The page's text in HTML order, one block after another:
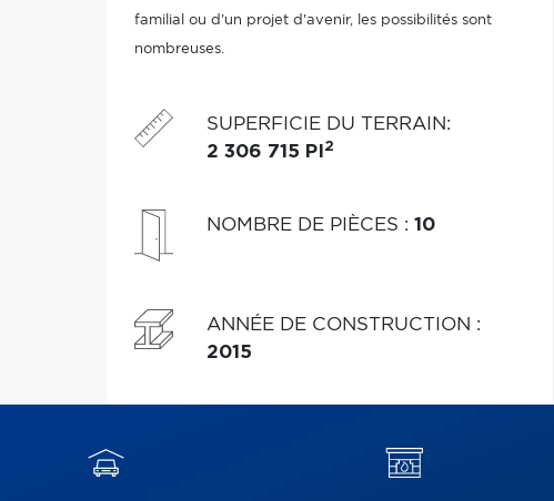
familial ou d'un projet d'avenir, les possibilités sont
nombreuses.
SUPERFICIE DU TERRAIN:
2 306 715 PI 2
NOMBRE DE PIÈCES : 10
ANNÉE DE CONSTRUCTION :
2015